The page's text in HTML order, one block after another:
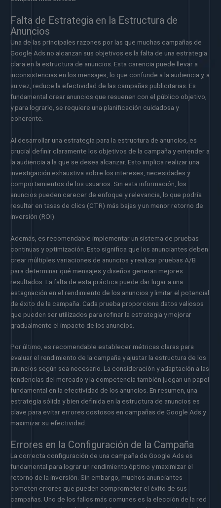
Falta de Estrategia en la Estructura de
Anuncios
Una de las principales razones por las que muchas campañas de
Google Ads no alcanzan sus objetivos es la falta de una estrategia
clara en la estructura de anuncios. Esta carencia puede llevar a
inconsistencias en los mensajes, lo que confunde a la audiencia y, a
su vez, reduce la efectividad de las campañas publicitarias. Es
fundamental crear anuncios que resuenen con el público objetivo,
y para lograrlo, se requiere una planificación cuidadosa y
coherente.
Al desarrollar una estrategia para la estructura de anuncios, es
crucial definir claramente los objetivos de la campaña y entender a
la audiencia a la que se desea alcanzar. Esto implica realizar una
investigación exhaustiva sobre los intereses, necesidades y
comportamientos de los usuarios. Sin esta información, los
anuncios pueden carecer de enfoque y relevancia, lo que podría
resultar en tasas de clics (CTR) más bajas y un menor retorno de
inversión (ROI).
Además, es recomendable implementar un sistema de pruebas
continuas y optimización. Esto significa que los anunciantes deben
crear múltiples variaciones de anuncios y realizar pruebas A/B
para determinar qué mensajes y diseños generan mejores
resultados. La falta de esta práctica puede dar lugar a una
estagnación en el rendimiento de los anuncios y limitar el potencial
de éxito de la campaña. Cada prueba proporciona datos valiosos
que pueden ser utilizados para refinar la estrategia y mejorar
gradualmente el impacto de los anuncios.
Por último, es recomendable establecer métricas claras para
evaluar el rendimiento de la campaña y ajustar la estructura de los
anuncios según sea necesario. La consideración y adaptación a las
tendencias del mercado y la competencia también juegan un papel
fundamental en la efectividad de los anuncios. En resumen, una
estrategia sólida y bien definida en la estructura de anuncios es
clave para evitar errores costosos en campañas de Google Ads y
maximizar su efectividad.
Errores en la Configuración de la Campaña
La correcta configuración de una campaña de Google Ads es
fundamental para lograr un rendimiento óptimo y maximizar el
retorno de la inversión. Sin embargo, muchos anunciantes
cometen errores que pueden comprometer el éxito de sus
campañas. Uno de los fallos más comunes es la elección de la red